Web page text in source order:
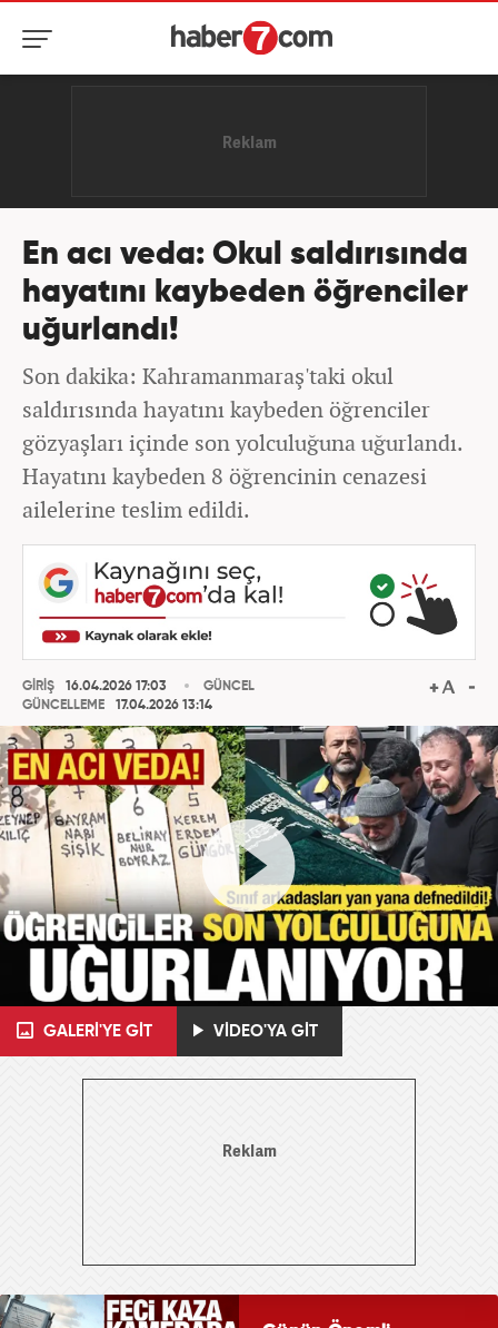
En acı veda: Okul saldırısında
hayatını kaybeden öğrenciler
uğurlandı!
Son dakika: Kahramanmaraş'taki okul
saldırısında hayatını kaybeden öğrenciler
gözyaşları içinde son yolculuğuna uğurlandı.
Hayatını kaybeden 8 öğrencinin cenazesi
ailelerine teslim edildi.
GİRİŞ
16.04.2026 17:03
GÜNCELLEME
17.04.2026 13:14
GÜNCEL
GALERİ'YE GİT VİDEO'YA GİT